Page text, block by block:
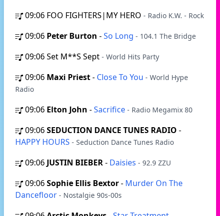
09:06 FOO FIGHTERS|MY HERO - Radio K.W. - Rock
09:06 Peter Burton -So Long - 104.1 The Bridge
09:06Set M**S Sept - World Hits Party
09:06 Maxi Priest- Close To You - World Hype
Radio
09:06 Elton John -Sacrifice - Radio Megamix 80
09:06SEDUCTION DANCE TUNES RADIO -
HAPPY HOURS - Seduction Dance Tunes Radio
09:06 JUSTIN BIEBER- Daisies - 92.9 ZZU
09:06Sophie Ellis Bextor- Murder On The
Dancefloor - Nostalgie 90s-00s